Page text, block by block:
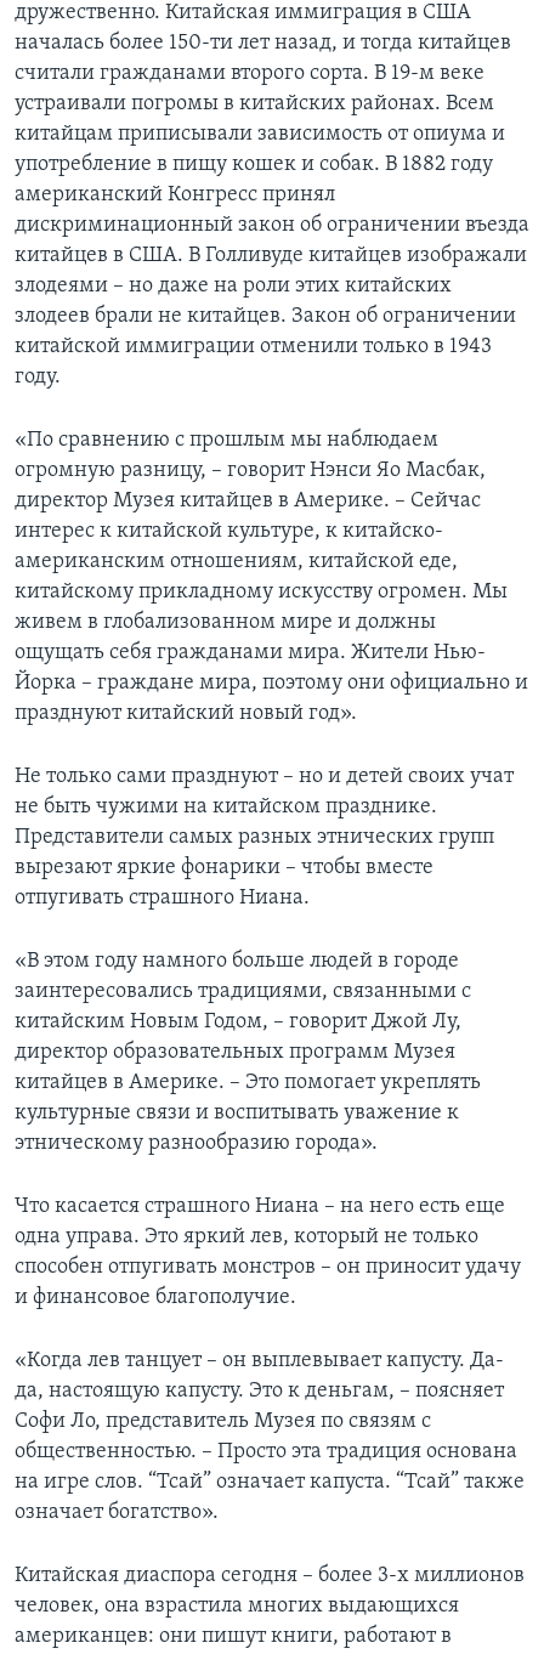
дружественно. Китайская иммиграция в США
началась более 150-ти лет назад, и тогда китайцев
считали гражданами второго сорта. В 19-м веке
устраивали погромы в китайских районах. Всем
китайцам приписывали зависимость от опиума и
употребление в пищу кошек и собак. В 1882 году
американский Конгресс принял
дискриминационный закон об ограничении въезда
китайцев в США. В Голливуде китайцев изображали
злодеями – но даже на роли этих китайских
злодеев брали не китайцев. Закон об ограничении
китайской иммиграции отменили только в 1943
году.
«По сравнению с прошлым мы наблюдаем
огромную разницу, – говорит Нэнси Яо Масбак,
директор Музея китайцев в Америке. – Сейчас
интерес к китайской культуре, к китайско-
американским отношениям, китайской еде,
китайскому прикладному искусству огромен. Мы
живем в глобализованном мире и должны
ощущать себя гражданами мира. Жители Нью-
Йорка – граждане мира, поэтому они официально и
празднуют китайский новый год».
Не только сами празднуют – но и детей своих учат
не быть чужими на китайском празднике.
Представители самых разных этнических групп
вырезают яркие фонарики – чтобы вместе
отпугивать страшного Ниана.
«В этом году намного больше людей в городе
заинтересовались традициями, связанными с
китайским Новым Годом, – говорит Джой Лу,
директор образовательных программ Музея
китайцев в Америке. – Это помогает укреплять
культурные связи и воспитывать уважение к
этническому разнообразию города».
Что касается страшного Ниана – на него есть еще
одна управа. Это яркий лев, который не только
способен отпугивать монстров – он приносит удачу
и финансовое благополучие.
«Когда лев танцует – он выплевывает капусту. Да-
да, настоящую капусту. Это к деньгам, – поясняет
Софи Ло, представитель Музея по связям с
общественностью. – Просто эта традиция основана
на игре слов. “Тсай” означает капуста. “Тсай” также
означает богатство».
Китайская диаспора сегодня – более 3-х миллионов
человек, она взрастила многих выдающихся
американцев: они пишут книги, работают в